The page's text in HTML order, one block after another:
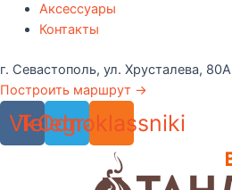
Аксессуары
Контакты
г. Севастополь, ул. Хрусталева, 80А
Построить маршрут →
Vk
Telegram
Odnoklassniki